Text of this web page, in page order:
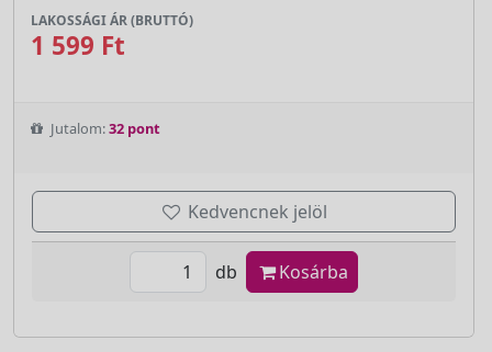
LAKOSSÁGI ÁR (BRUTTÓ)
1 599 Ft
Jutalom:32 pont
Kedvencnek jelöl
db Kosárba